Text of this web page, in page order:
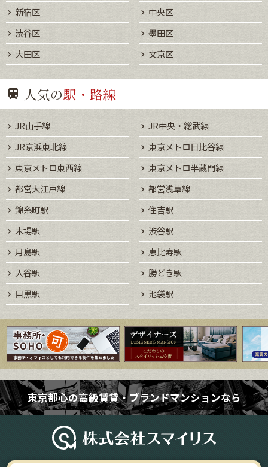
新宿区
中央区
渋谷区
墨田区
大田区
文京区
人気の駅・路線
JR山手線
JR中央・総武線
JR京浜東北線
東京メトロ日比谷線
東京メトロ東西線
東京メトロ半蔵門線
都営大江戸線
都営浅草線
錦糸町駅
住吉駅
木場駅
渋谷駅
月島駅
恵比寿駅
入谷駅
勝どき駅
目黒駅
池袋駅
東京都心の高級賃貸・ブランドマンションなら